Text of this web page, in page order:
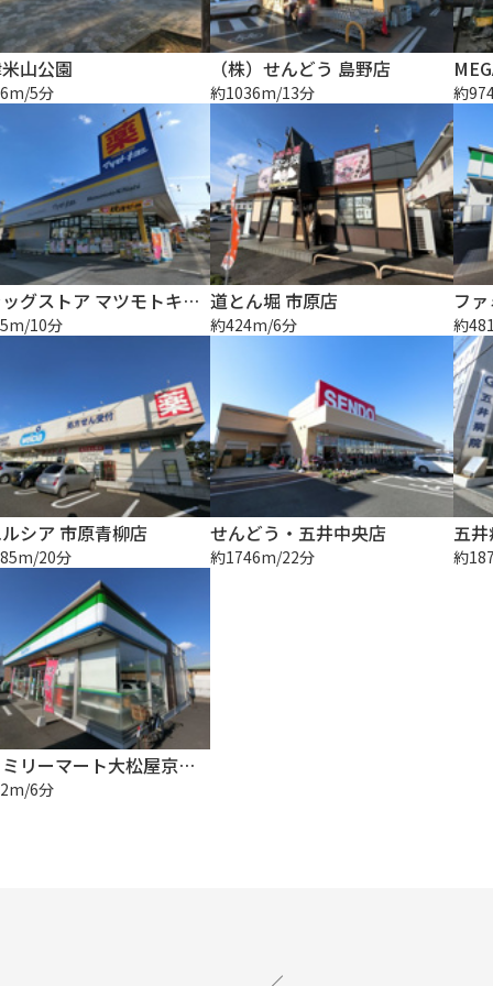
山公園
5分
（株）せんどう 島野店
約1036m/13分 約
ドラッグストア マツモトキヨシ 市原松ヶ島店
10分
道とん堀 市原店
約424m/6分 約
シア 市原青柳店
20分
せんどう・五井中央店
約1746m/22分
五
約
ファミリーマート大松屋京葉店
6分